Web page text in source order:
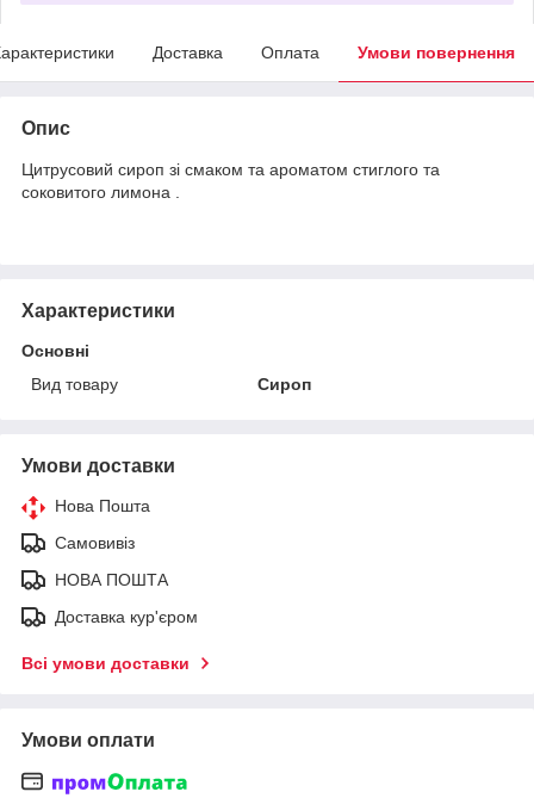
Доставка Оплата Умови повернення
Опис
Цитрусовий сироп зі смаком та ароматом стиглого та
соковитого лимона .
Характеристики
Основні
Вид товару
Сироп
Умови доставки
Нова Пошта
Самовивіз
НОВА ПОШТА
Доставка кур'єром
Всі умови доставки
Умови оплати